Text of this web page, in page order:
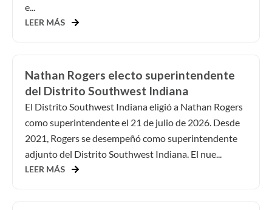
e...
LEER MÁS
Nathan Rogers electo superintendente
del Distrito Southwest Indiana
El Distrito Southwest Indiana eligió a Nathan Rogers
como superintendente el 21 de julio de 2026. Desde
2021, Rogers se desempeñó como superintendente
adjunto del Distrito Southwest Indiana. El nue...
LEER MÁS